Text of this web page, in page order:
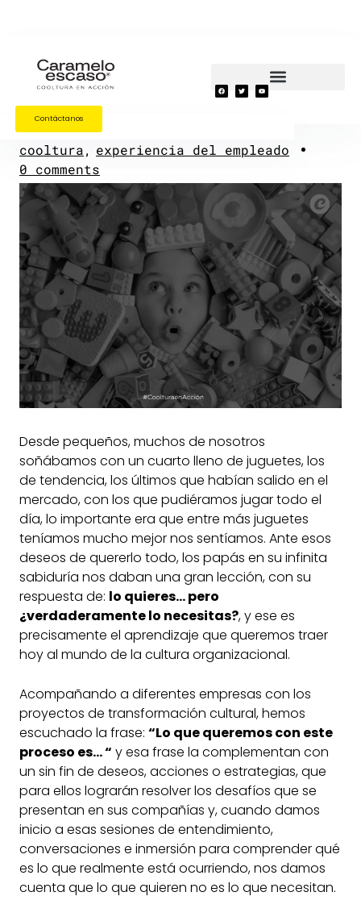
Contáctanos
cooltura
experiencia del empleado
0 comments
Desde pequeños, muchos de nosotros
soñábamos con un cuarto lleno de juguetes, los
de tendencia, los últimos que habían salido en el
mercado, con los que pudiéramos jugar todo el
día, lo importante era que entre más juguetes
teníamos mucho mejor nos sentíamos. Ante esos
deseos de quererlo todo, los papás en su infinita
sabiduría nos daban una gran lección, con su
respuesta de: lo quieres… pero
¿verdaderamente lo necesitas?, y ese es
precisamente el aprendizaje que queremos traer
hoy al mundo de la cultura organizacional.
Acompañando a diferentes empresas con los
proyectos de transformación cultural, hemos
escuchado la frase: “Lo que queremos con este
proceso es… “ y esa frase la complementan con
un sin fin de deseos, acciones o estrategias, que
para ellos lograrán resolver los desafíos que se
presentan en sus compañías y, cuando damos
inicio a esas sesiones de entendimiento,
conversaciones e inmersión para comprender qué
es lo que realmente está ocurriendo, nos damos
cuenta que lo que quieren no es lo que necesitan.